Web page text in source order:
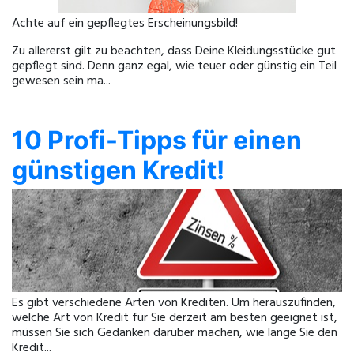
Achte auf ein gepflegtes Erscheinungsbild!
Zu allererst gilt zu beachten, dass Deine Kleidungsstücke gut
gepflegt sind. Denn ganz egal, wie teuer oder günstig ein Teil
gewesen sein ma...
10 Profi-Tipps für einen
günstigen Kredit!
Es gibt verschiedene Arten von Krediten. Um herauszufinden,
welche Art von Kredit für Sie derzeit am besten geeignet ist,
müssen Sie sich Gedanken darüber machen, wie lange Sie den
Kredit...